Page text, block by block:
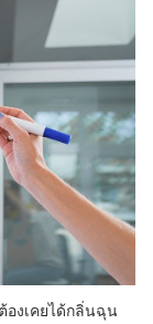
องเคยได้กลิ่นฉุน